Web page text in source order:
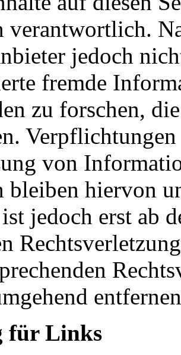
verantwortlich.
jedoch
fremde
zu forschen,
von
bleiben hiervon
jedoch erst ab
für Links